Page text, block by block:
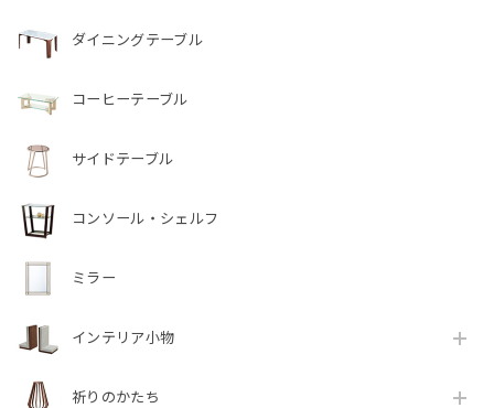
ダイニングテーブル
コーヒーテーブル
サイドテーブル
コンソール・シェルフ
ミラー
インテリア小物
祈りのかたち